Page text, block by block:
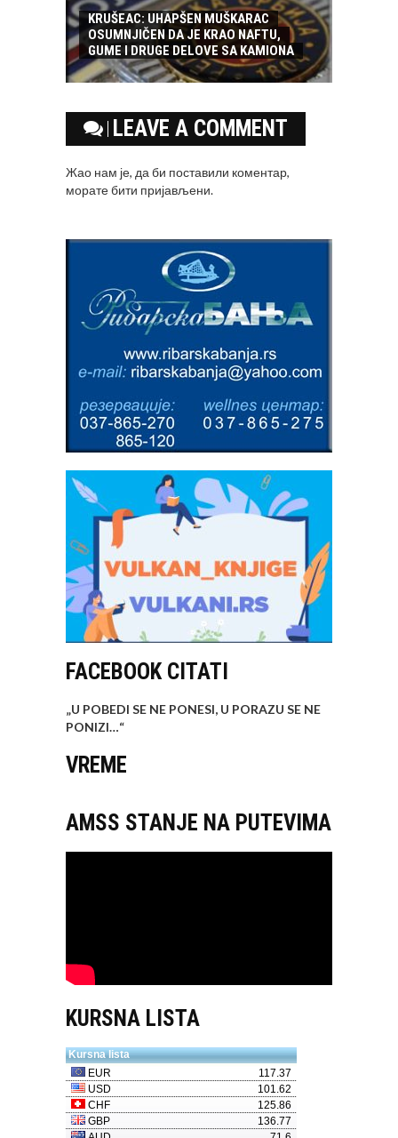
KRUŠEAC: UHAPŠEN MUŠKARAC
OSUMNJIČEN DA JE KRAO NAFTU,
GUME I DRUGE DELOVE SA KAMIONA
LEAVE A COMMENT
Жао нам је, да би поставили коментар,
моратебити пријављени.
FACEBOOK CITATI
„U POBEDI SE NE PONESI, U PORAZU SE NE
PONIZI…“
VREME
AMSS STANJE NA PUTEVIMA
KURSNA LISTA